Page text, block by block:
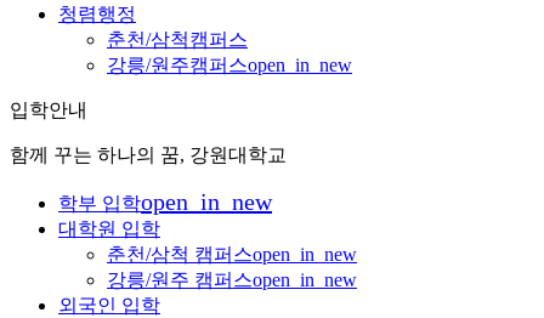
청렴행정
춘천/삼척캠퍼스
강릉/원주캠퍼스open_in_new
입학안내
함께 꾸는 하나의 꿈, 강원대학교
학부 입학open_in_new
대학원 입학
춘천/삼척 캠퍼스open_in_new
강릉/원주 캠퍼스open_in_new
외국인 입학